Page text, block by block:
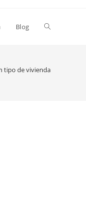
Blog Alternar
tipo de vivienda